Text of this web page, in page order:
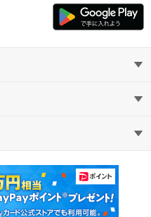
中古マンション
中古一戸建て
教えて！住まいの先生